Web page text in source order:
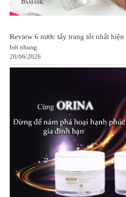
Review 6 nước tẩy trang tốt nhất
bởi nhung
20/06/2026